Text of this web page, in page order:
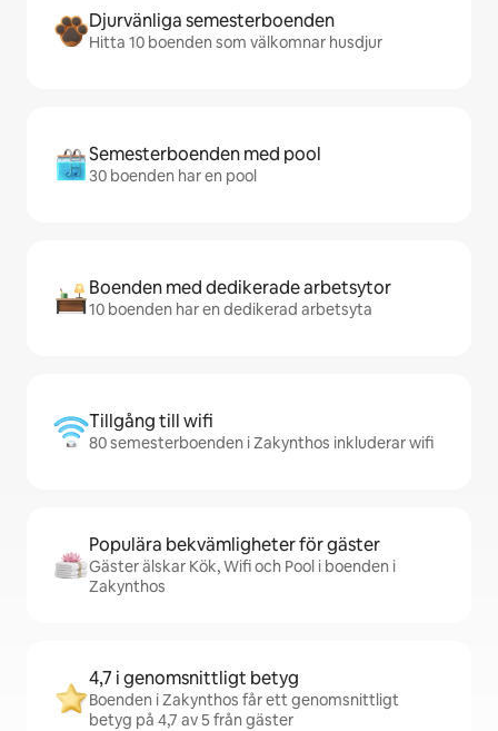
Djurvänliga semesterboenden
Hitta 10 boenden som välkomnar husdjur
Semesterboenden med pool
30 boenden har en pool
Boenden med dedikerade arbetsytor
10 boenden har en dedikerad arbetsyta
Tillgång till wifi
80 semesterboenden i Zakynthos inkluderar wifi
Populära bekvämligheter för gäster
Gäster älskar Kök, Wifi och Pool i boenden i
Zakynthos
4,7 i genomsnittligt betyg
Boenden i Zakynthos får ett genomsnittligt
betyg på 4,7 av 5 från gäster